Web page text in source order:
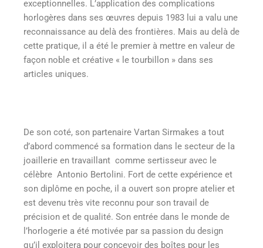
exceptionnelles. L’application des complications
horlogères dans ses œuvres depuis 1983 lui a valu une
reconnaissance au delà des frontières. Mais au delà de
cette pratique, il a été le premier à mettre en valeur de
façon noble et créative « le tourbillon » dans ses
articles uniques.
De son coté, son partenaire Vartan Sirmakes a tout
d’abord commencé sa formation dans le secteur de la
joaillerie en travaillant comme sertisseur avec le
célèbre Antonio Bertolini. Fort de cette expérience et
son diplôme en poche, il a ouvert son propre atelier et
est devenu très vite reconnu pour son travail de
précision et de qualité. Son entrée dans le monde de
l’horlogerie a été motivée par sa passion du design
qu’il exploitera pour concevoir des boîtes pour les